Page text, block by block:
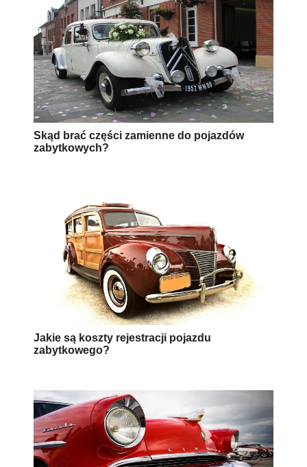
Skąd brać części zamienne do pojazdów
zabytkowych?
Jakie są koszty rejestracji pojazdu
zabytkowego?